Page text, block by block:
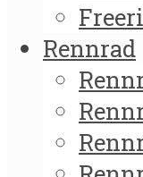
Rennrad